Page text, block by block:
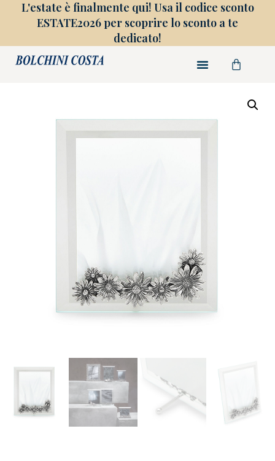
L'estate è finalmente qui! Usa il codice sconto
ESTATE2026 per scoprire lo sconto a te
dedicato!